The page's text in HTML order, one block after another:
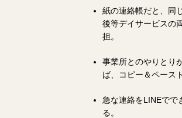
紙の連絡帳だと、同
後等デイサービスの
担。
事業所とのやりとり
ば、コピー＆ペース
急な連絡をLINEでで
る。